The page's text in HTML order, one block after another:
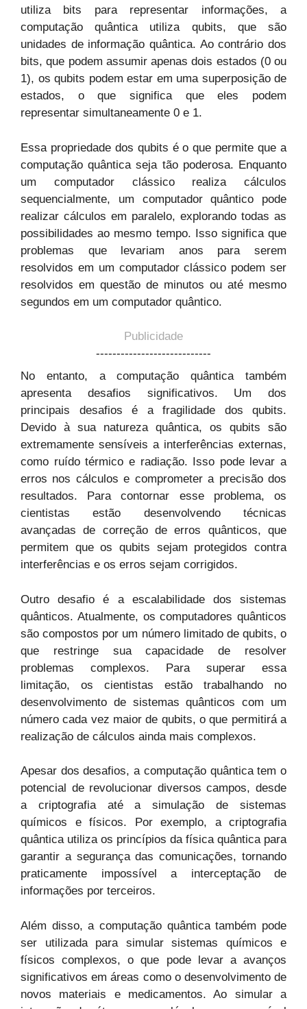
utiliza bits para representar informações, a
computação quântica utiliza qubits, que são
unidades de informação quântica. Ao contrário dos
bits, que podem assumir apenas dois estados (0 ou
1), os qubits podem estar em uma superposição de
estados, o que significa que eles podem
representar simultaneamente 0 e 1.
Essa propriedade dos qubits é o que permite que a
computação quântica seja tão poderosa. Enquanto
um computador clássico realiza cálculos
sequencialmente, um computador quântico pode
realizar cálculos em paralelo, explorando todas as
possibilidades ao mesmo tempo. Isso significa que
problemas que levariam anos para serem
resolvidos em um computador clássico podem ser
resolvidos em questão de minutos ou até mesmo
segundos em um computador quântico.
Publicidade
----------------------------
No entanto, a computação quântica também
apresenta desafios significativos. Um dos
principais desafios é a fragilidade dos qubits.
Devido à sua natureza quântica, os qubits são
extremamente sensíveis a interferências externas,
como ruído térmico e radiação. Isso pode levar a
erros nos cálculos e comprometer a precisão dos
resultados. Para contornar esse problema, os
cientistas estão desenvolvendo técnicas
avançadas de correção de erros quânticos, que
permitem que os qubits sejam protegidos contra
interferências e os erros sejam corrigidos.
Outro desafio é a escalabilidade dos sistemas
quânticos. Atualmente, os computadores quânticos
são compostos por um número limitado de qubits, o
que restringe sua capacidade de resolver
problemas complexos. Para superar essa
limitação, os cientistas estão trabalhando no
desenvolvimento de sistemas quânticos com um
número cada vez maior de qubits, o que permitirá a
realização de cálculos ainda mais complexos.
Apesar dos desafios, a computação quântica tem o
potencial de revolucionar diversos campos, desde
a criptografia até a simulação de sistemas
químicos e físicos. Por exemplo, a criptografia
quântica utiliza os princípios da física quântica para
garantir a segurança das comunicações, tornando
praticamente impossível a interceptação de
informações por terceiros.
Além disso, a computação quântica também pode
ser utilizada para simular sistemas químicos e
físicos complexos, o que pode levar a avanços
significativos em áreas como o desenvolvimento de
novos materiais e medicamentos. Ao simular a